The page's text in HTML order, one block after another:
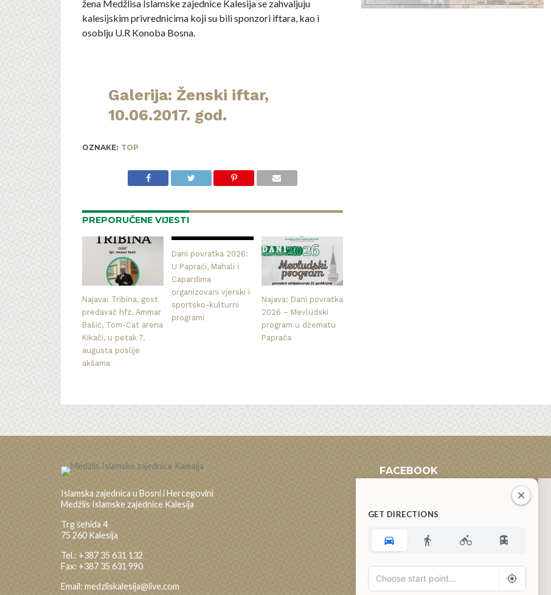
žena Medžlisa Islamske zajednice Kalesija se zahvaljuju
kalesijskim privrednicima koji su bili sponzori iftara, kao i
osoblju U.R Konoba Bosna.
Galerija: Ženski iftar,
10.06.2017. god.
OZNAKE: TOP
PREPORUČENE VIJESTI
Najava: Tribina, gost
predavač hfz. Ammar
Bašić, Tom-Cat arena
Kikači, u petak 7.
augusta poslije
akšama
Dani povratka 2026:
U Papraći, Mahali i
Capardima
organizovani vjerski i
sportsko-kulturni
programi
Najava: Dani povratka
2026 – Mevludski
program u džematu
Papraća
Islamska zajednica u Bosni i Hercegovini
Medžlis Islamske zajednice Kalesija
Trg šehida 4
75 260 Kalesija
Tel.: +387 35 631 132
Fax: +387 35 631 990
Email: medzliskalesija@live.com
FACEBOOK
GET DIRECTIONS